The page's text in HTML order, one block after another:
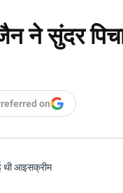
ने सुंदर
on